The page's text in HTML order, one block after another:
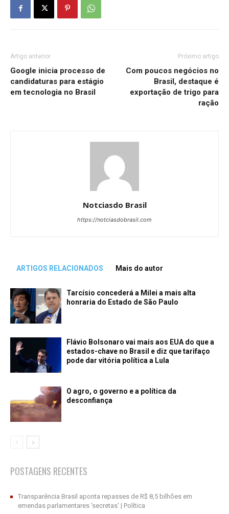
Artigo anterior
Google inicia processo de
candidaturas para estágio
em tecnologia no Brasil
Próximo artigo
Com poucos negócios no
Brasil, destaque é
exportação de trigo para
ração
Notciasdo Brasil
https://notciasdobrasil.com
ARTIGOS RELACIONADOS Mais do autor
Tarcísio concederá a Milei a mais alta
honraria do Estado de São Paulo
Flávio Bolsonaro vai mais aos EUA do que a
estados-chave no Brasil e diz que tarifaço
pode dar vitória política a Lula
O agro, o governo e a política da
desconfiança
POSTAGENS RECENTES
Transparência Brasil aponta repasses de R$ 8,5 bilhões em
emendas parlamentares ‘secretas’ | Política